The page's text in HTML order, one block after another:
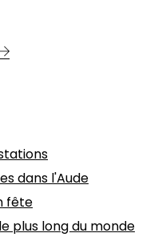
dans l'Aude
fête
plus long du monde